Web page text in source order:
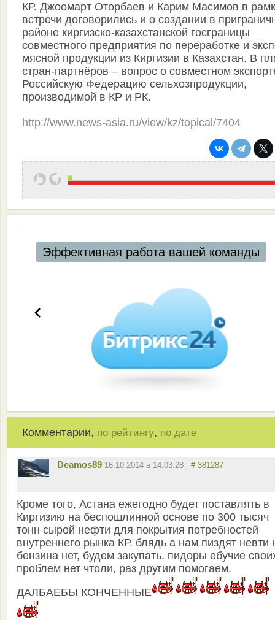
КР. Джоомарт Оторбаев и Карим Масимов в
встречи договорились и о создании в
районе киргизско-казахстанской госграницы
совместного предприятия по переработке и
мясной продукции из Киргизии в Казахстан. В
стран-партнёров – вопрос о совместном
Российскую Федерацию сельхозпродукции,
производимой в КР и РК.
http://www.news-asia.ru/view/kz/topical/7404
Эффективная работа вашей команды
Комментарии, по рейтингу, по дате
Deamos89 16.10.2014 в 14:03:28 # 381287
Кроме того, Астана ежегодно будет поставлять в
Киргизию на беспошлинной основе по 300 тысяч
тонн сырой нефти для покрытия потребностей
внутреннего рынка КР. блядь а нам пиздят невти
бензина нет, будем закупать. пидоры ебучие
проблем нет чтоли, раз другим помогаем.
ДАЛБАЕБЫ КОНЧЕННЫЕ